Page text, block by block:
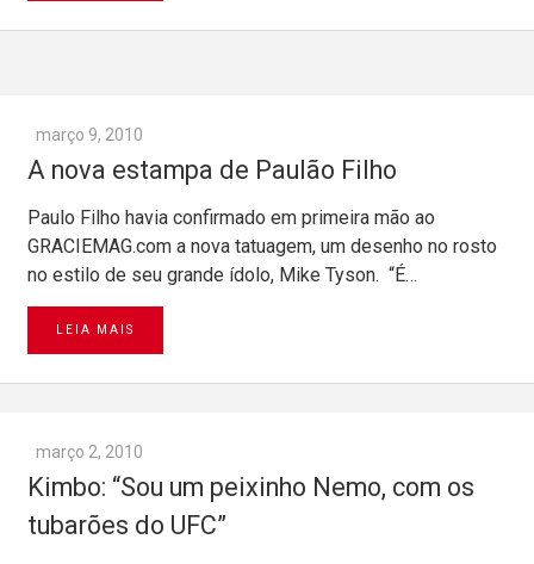
março 9, 2010
A nova estampa de Paulão Filho
Paulo Filho havia confirmado em primeira mão ao
GRACIEMAG.com a nova tatuagem, um desenho no rosto
no estilo de seu grande ídolo, Mike Tyson. “É…
LEIA MAIS
março 2, 2010
Kimbo: “Sou um peixinho Nemo, com os
tubarões do UFC”